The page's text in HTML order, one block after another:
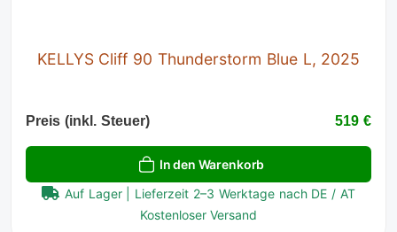
KELLYS Cliff 90 Thunderstorm Blue L, 2025
Preis (inkl. Steuer) 519 €
In den Warenkorb
Auf Lager | Lieferzeit 2–3 Werktage nach DE / AT
Kostenloser Versand